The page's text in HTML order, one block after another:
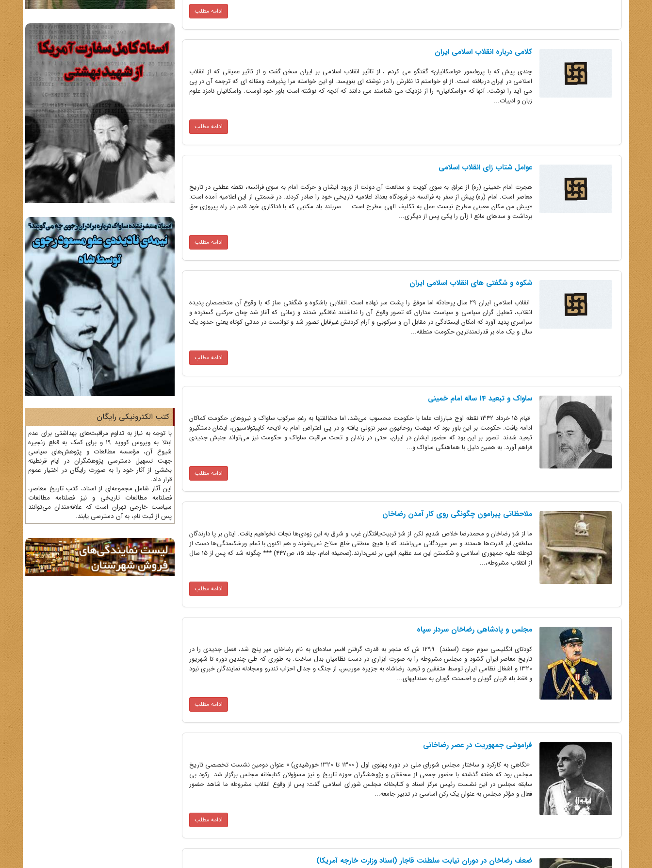
ادامه مطلب
کلامی درباره انقلاب اسلامی ایران
چندی پیش که با پروفسور «واسکانیان» گفتگو می کردم ، از تاثیر انقلاب اسلامی بر ایران سخن گفت و از تاثیر عمیقی که از انقلاب
اسلامی در ایران دریافته است. از او خواستم تا نظرش را در نوشته ای بنویسد. او این خواسته مرا پذیرفت ومقاله ای که ترجمه آن در پی
می آید را نوشت. آنها که «واسکانیان» را از نزدیک می شناسند می دانند که آنچه که نوشته است باور خود اوست. واسکانیان نامزد علوم
زبان و ادبیات...
ادامه مطلب
عوامل شتاب زای انقلاب اسلامی
هجرت امام خمینی (ره) از عراق به سوی کویت و ممانعت آن دولت از ورود ایشان و حرکت امام به سوی فرانسه، نقطه عطفی در تاریخ
معاصر است. امام (ره) پیش از سفر به فرانسه در فرودگاه بغداد اعلامیه تاریخی خود را صادر کردند. در قسمتی از این اعلامیه آمده است:
«پیش من مکان معینی مطرح نیست عمل به تکلیف الهی مطرح است ... سربلند باد مکتبی که با فداکاری خود قدم در راه پیروزی حق
برداشت و سدهای مانع ا زآن را یکی پس از دیگری...
ادامه مطلب
شکوه و شگفتی های انقلاب اسلامی ایران
انقلاب اسلامی ایران 29 سال پرحادثه اما موفق را پشت سر نهاده است. انقلابی باشکوه و شگفتی ساز که با وقوع آن متخصصان پدیده
انقلاب، تحلیل گران سیاسی و سیاست مداران که تصور وقوع آن را نداشتند غافلگیر شدند و زمانی که آغاز شد چنان حرکتی گسترده و
سراسری پدید آورد که امکان ایستادگی در مقابل آن و سرکوبی و آرام کردنش غیرقابل تصور شد و توانست در مدتی کوتاه یعنی حدود یک
سال و یک ماه بر قدرتمندترین حکومت منطقه...
ادامه مطلب
ساواک و تبعید 14 ساله امام خمینی
قیام 15 خرداد 1342 نقطه اوج مبارزات علما با حکومت محسوب می‌شد، اما مخالفتها به رغم سرکوب ساواک و نیروهای حکومت کماکان
ادامه یافت. حکومت بر این باور بود که نهضت روحانیون سیر نزولی یافته و در پی اعتراض امام به لایحه کاپیتولاسیون، ایشان دستگیرو
تبعید شدند. تصور بر این بود که حضور ایشان در ایران، حتی در زندان و تحت مراقبت ساواک و حکومت نیز می‌تواند جنبش جدیدی
فراهم آورد. به همین دلیل با هماهنگی ساواک و...
ادامه مطلب
ملاحظاتی پیرامون چگونگی روی کار آمدن رضاخان
ما از شرّ رضاخان و محمدرضا خلاص شدیم لکن از شرّ تربیت‌یافتگان غرب و شرق به این زودی‌ها نجات نخواهیم یافت. اینان بر پا دارندگان
سلطه‌ی ابر قدرت‌ها هستند و سر سپردگانی می‌باشند که با هیچ منطقی خلع سلاح نمی‌شوند و هم اکنون با تمام ورشکستگی‌ها دست از
توطئه علیه جمهوری اسلامی و شکستن این سد عظیم الهی بر نمی‌دارند.(صحیفه امام، جلد 15، ص447) *** چگونه شد که پس از 15 سال
از انقلاب مشروطه،...
ادامه مطلب
مجلس و پادشاهی رضاخان سردار سپاه
کودتای انگلیسی سوم حوت (اسفند) 1299 ش که منجر به قدرت گرفتن افسر ساده‌ای به نام رضاخان میر پنج شد، فصل جدیدی را در
تاریخ معاصر ایران گشود و مجلس مشروطه را به صورت ابزاری در دست نظامیان بدل ساخت. به طوری که طی چندین دوره تا شهریور
1320 و اشغال نظامی ایران توسط متفقین و تبعید رضاشاه به جزیره موریس، از جنگ و جدال احزاب تندرو ومجادله نمایندگان خبری نبود
و فقط بله قربان گویان و احسنت گویان به صندلیهای...
ادامه مطلب
فراموشی جمهوریت در عصر رضاخانی
«نگاهی به کارکرد و ساختار مجلس شورای ملی در دوره پهلوی اول ( 1300 تا 1320 خورشیدی) » عنوان دومین نشست تخصصی تاریخ
مجلس بود که هفته گذشته با حضور جمعی از محققان و پژوهشگران حوزه تاریخ و نیز مسؤولان کتابخانه مجلس برگزار شد. رکود بی
سابقه مجلس در این نشست رئیس مرکز اسناد و کتابخانه مجلس شورای اسلامی گفت: پس از وقوع انقلاب مشروطه ما شاهد حضور
فعال و مؤثر مجلس به عنوان یک رکن اساسی در تدبیر جامعه...
ادامه مطلب
ضعف رضاخان در دوران نیابت سلطنت قاجار (اسناد وزارت خارجه آمریکا)
کتب الکترونیکی رایگان
با توجه به نیاز به تداوم مراقبت‌های بهداشتی برای عدم
ابتلا به ویروس کووید 19 و برای کمک به قطع زنجیره
شیوع آن، مؤسسه مطالعات و پژوهش‌های سیاسی
جهت تسهیل دسترسی پژوهشگران در ایام قرنطینه
بخشی از آثار خود را به صورت رایگان در اختیار عموم
قرار داد.
این آثار شامل مجموعه‌ای از اسناد، کتب تاریخ معاصر،
فصلنامه‌ مطالعات تاریخی و نیز فصلنامه مطالعات
سیاست خارجی تهران است که علاقه‌مندان می‌توانند
پس از ثبت نام، به آن دسترسی یابند.